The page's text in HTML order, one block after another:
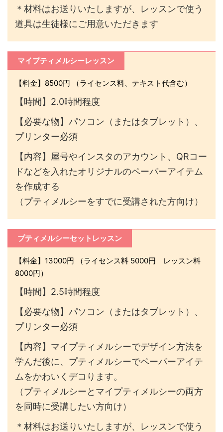
＊材料はお送りいたしますが、レッスンで使う
道具は生徒様にご用意いただきます
マイプティメルシーレッスン
【料金】8500円 （ライセンス料、テキスト代含む）
【時間】2.0時間程度
【必要な物】パソコン（またはタブレット）、
プリンター必須
【内容】屋号やインスタのアカウント、QRコー
ドなどを入れたオリジナルのペーパーアイテム
を作成する
（プティメルシーをすでに受講された方向け）
プティメルシーセットレッスン
【料金】13000円 （ライセンス料 5000円 レッスン料
8000円）
【時間】2.5時間程度
【必要な物】パソコン（またはタブレット）、
プリンター必須
【内容】マイプティメルシーでデザイン方法を
学んだ後に、プティメルシーでペーパーアイテ
ムをかわいくデコります。
（プティメルシーとマイプティメルシーの両方
を同時に受講したい方向け）
＊材料はお送りいたしますが、レッスンで使う